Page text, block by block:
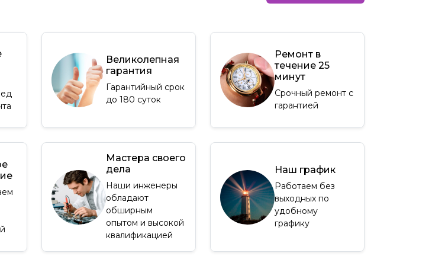
Великолепная
гарантия
Гарантийный срок
до 180 суток
Ремонт в
течение 25
минут
Срочный ремонт с
гарантией
Мастера своего
дела
Наши инженеры
обладают
обширным
опытом и высокой
квалификацией
Наш график
Работаем без
выходных по
удобному
графику